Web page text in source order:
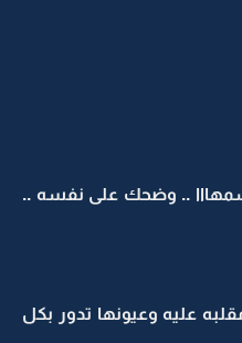
شمهااا .. وضحك على نفسه ..
عليه وعيونها تدور بكل